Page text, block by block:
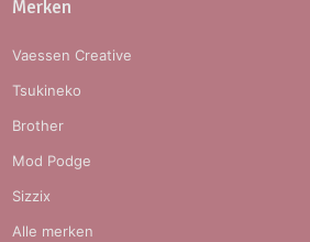
Merken
Vaessen Creative
Tsukineko
Brother
Mod Podge
Sizzix
Alle merken